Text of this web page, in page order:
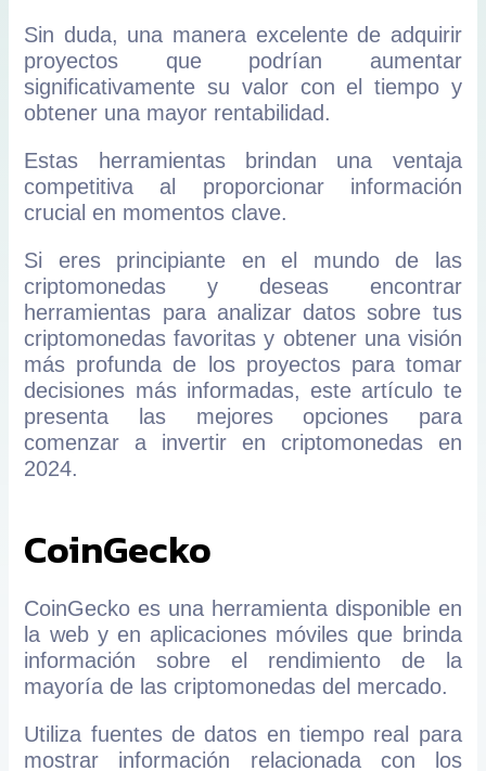
Sin duda, una manera excelente de adquirir
proyectos que podrían aumentar
significativamente su valor con el tiempo y
obtener una mayor rentabilidad.
Estas herramientas brindan una ventaja
competitiva al proporcionar información
crucial en momentos clave.
Si eres principiante en el mundo de las
criptomonedas y deseas encontrar
herramientas para analizar datos sobre tus
criptomonedas favoritas y obtener una visión
más profunda de los proyectos para tomar
decisiones más informadas, este artículo te
presenta las mejores opciones para
comenzar a invertir en criptomonedas en
2024.
CoinGecko
CoinGecko es una herramienta disponible en
la web y en aplicaciones móviles que brinda
información sobre el rendimiento de la
mayoría de las criptomonedas del mercado.
Utiliza fuentes de datos en tiempo real para
mostrar información relacionada con los